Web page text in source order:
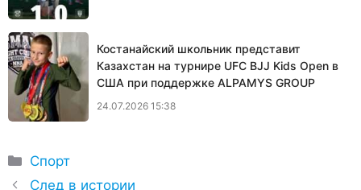
Костанайский школьник представит
Казахстан на турнире UFC BJJ Kids Open в
США при поддержке ALPAMYS GROUP
24.07.2026 15:38
Рубрики
Спорт
След в истории